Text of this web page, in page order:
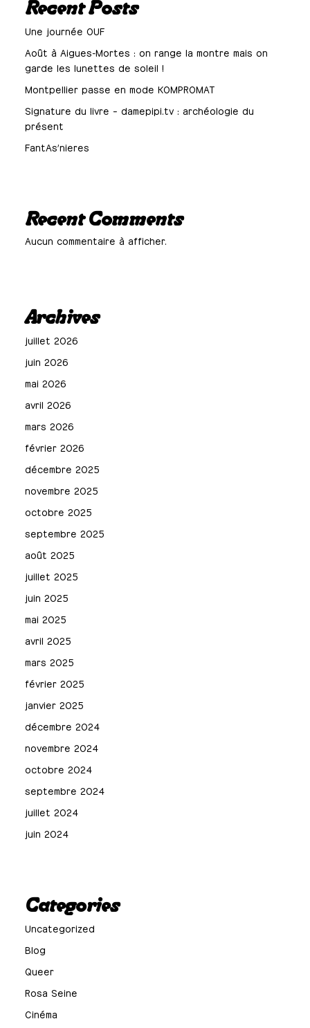
Recent Posts
Une journée OUF
Août à Aigues-Mortes : on range la montre mais on
garde les lunettes de soleil !
Montpellier passe en mode KOMPROMAT
Signature du livre – damepipi.tv : archéologie du
présent
FantAs’nieres
Recent Comments
Aucun commentaire à afficher.
Archives
juillet 2026
juin 2026
mai 2026
avril 2026
mars 2026
février 2026
décembre 2025
novembre 2025
octobre 2025
septembre 2025
août 2025
juillet 2025
juin 2025
mai 2025
avril 2025
mars 2025
février 2025
janvier 2025
décembre 2024
novembre 2024
octobre 2024
septembre 2024
juillet 2024
juin 2024
Categories
Uncategorized
Blog
Queer
Rosa Seine
Cinéma